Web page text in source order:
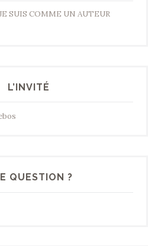
SUIS COMME UN AUTEUR
L’INVITÉ
QUESTION ?